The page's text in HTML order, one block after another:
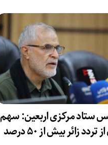
ستاد مرکزی اربعین: سهم
مهران از تردد زائر بیش از ۵۰ درصد